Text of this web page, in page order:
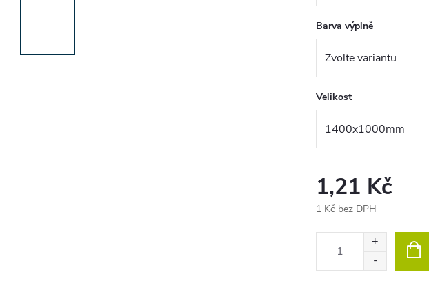
Barva výplně
Velikost
1,21 Kč
1 Kč bez DPH